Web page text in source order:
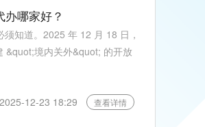
哪家好？
知道。2025 年 12 月 18 日，
&quot;境内关外&quot; 的开放
2025-12-23 18:29 查看详情